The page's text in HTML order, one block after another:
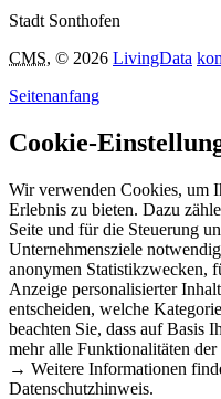
Stadt Sonthofen
CMS, © 2026 LivingData
Seitenanfang
Cookie-
Wir verwenden Cookies, um
Erlebnis zu bieten. Dazu
Seite und für die Steuerung
Unternehmensziele
anonymen Statistikzwecken,
Anzeige personalisierter
entscheiden, welche
beachten Sie, dass auf Basis
mehr alle Funktionalitäten
→ Weitere Informationen
Datenschutzhinweis.